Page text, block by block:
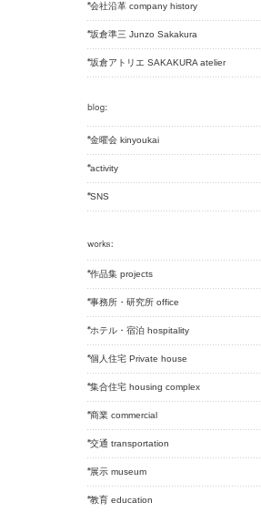
会社沿革 company history
坂倉準三 Junzo Sakakura
坂倉アトリエ SAKAKURA atelier
金曜会 kinyoukai
activity
SNS
作品集 projects
事務所・研究所 office
ホテル・宿泊 hospitality
個人住宅 Private house
集合住宅 housing complex
商業 commercial
交通 transportation
展示 museum
教育 education